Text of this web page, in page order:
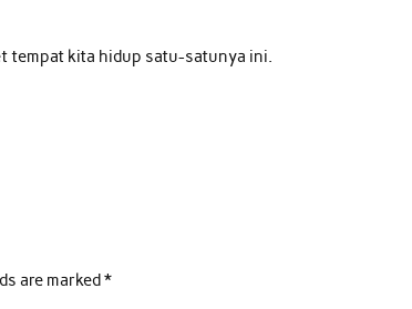
tempat kita hidup satu-satunya ini.
are marked*